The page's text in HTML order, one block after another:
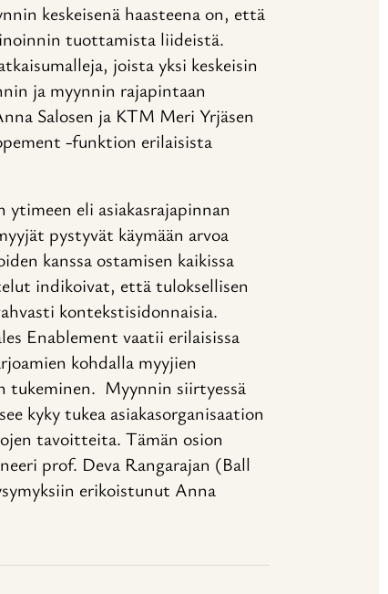
keskeisenä haasteena on, että
tuottamista liideistä.
joista yksi keskeisin
ja myynnin rajapintaan
Salosen ja KTM Meri Yrjäsen
-funktion erilaisista
eli asiakasrajapinnan
pystyvät käymään arvoa
kanssa ostamisen kaikissa
indikoivat, että tuloksellisen
kontekstisidonnaisia.
Enablement vaatii erilaisissa
kohdalla myyjien
tukeminen. Myynnin siirtyessä
kyky tukea asiakasorganisaation
tavoitteita. Tämän osion
prof. Deva Rangarajan (Ball
erikoistunut Anna